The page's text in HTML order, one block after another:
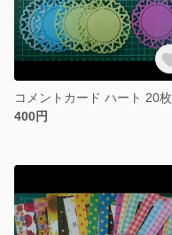
コメントカード ハート 20枚
400円